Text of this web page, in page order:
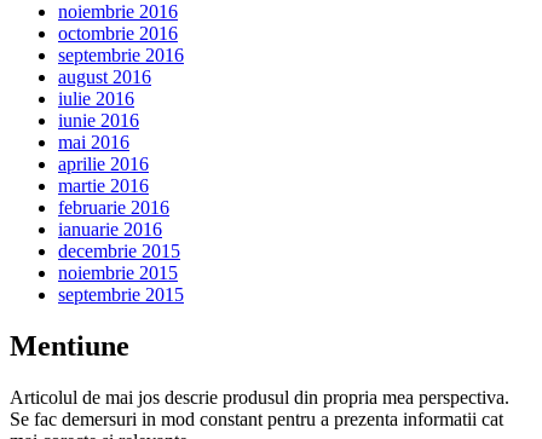
noiembrie 2016
octombrie 2016
septembrie 2016
august 2016
iulie 2016
iunie 2016
mai 2016
aprilie 2016
martie 2016
februarie 2016
ianuarie 2016
decembrie 2015
noiembrie 2015
septembrie 2015
Mentiune
Articolul de mai jos descrie produsul din propria mea perspectiva.
Se fac demersuri in mod constant pentru a prezenta informatii cat